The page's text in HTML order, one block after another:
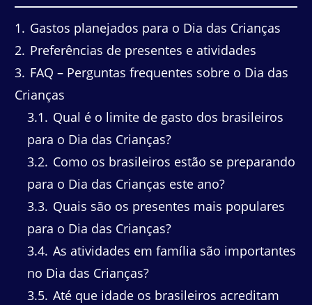
1
Gastos planejados para o Dia das Crianças
2 Preferências de presentes e atividades
3 FAQ – Perguntas frequentes sobre o Dia das
Crianças
3.1
Qual é o limite de gasto dos brasileiros
para o Dia das Crianças?
3.2 Como os brasileiros estão se preparando
para o Dia das Crianças este ano?
3.3 Quais são os presentes mais populares
para o Dia das Crianças?
3.4 As atividades em família são importantes
no Dia das Crianças?
3.5 Até que idade os brasileiros acreditam